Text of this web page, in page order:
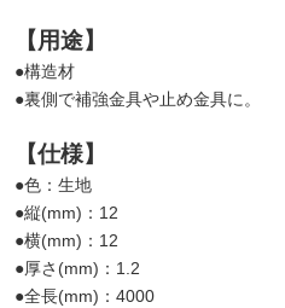
【用途】
●構造材
●裏側で補強金具や止め金具に。
【仕様】
●色：生地
●縦(mm)：12
●横(mm)：12
●厚さ(mm)：1.2
●全長(mm)：4000